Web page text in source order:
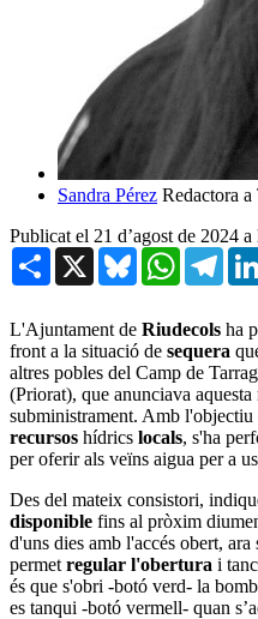
Sandra Pérez Redactora
Publicat el 21 d’agost de 2024 a
Share X BlueskyWhatsApp
L'Ajuntament de Riudecols ha
front a la situació de sequera
altres pobles del Camp de
(Priorat), que anunciava
subministrament. Amb
recursos hídrics locals, s'ha
per oferir als veïns aigua per a
Des del mateix consistori,
disponible fins al pròxim
d'uns dies amb l'accés obert,
permet regular l'obertura i
és que s'obri -botó verd- la
es tanqui -botó vermell- quan